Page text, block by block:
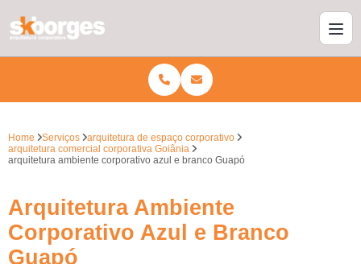
Home Serviços
arquitetura de espaço corporativo
arquitetura comercial corporativa Goiânia
arquitetura ambiente corporativo azul e branco Guapó
Arquitetura Ambiente
Corporativo Azul e Branco
Guapó